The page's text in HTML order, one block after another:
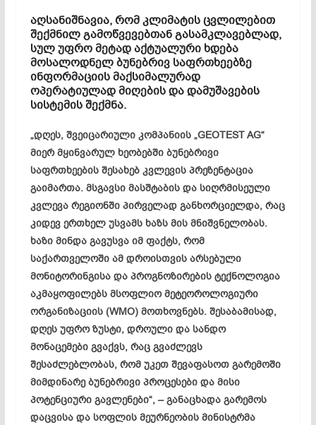
აღსანიშნავია, რომ კლიმატის ცვლილებით
შექმნილ გამოწვევებთან გასამკლავებლად,
სულ უფრო მეტად აქტუალური ხდება
მოსალოდნელ ბუნებრივ საფრთხეებზე
ინფორმაციის მაქსიმალურად
ოპერატიულად მიღების და დამუშავების
სისტემის შექმნა.
„დღეს, შვეიცარიული კომპანიის „GEOTEST AG“
მიერ მყინვარულ ხეობებში ბუნებრივი
საფრთხეების შესახებ კვლევის პრეზენტაცია
გაიმართა. მსგავსი მასშტაბის და სიღრმისეული
კვლევა რეგიონში პირველად განხორციელდა, რაც
კიდევ ერთხელ უსვამს ხაზს მის მნიშვნელობას.
ხაზი მინდა გავუსვა იმ ფაქტს, რომ
საქართველოში ამ დროისთვის არსებული
მონიტორინგისა და პროგნოზირების ტექნოლოგია
აკმაყოფილებს მსოფლიო მეტეოროლოგიური
ორგანიზაციის (WMO) მოთხოვნებს. შესაბამისად,
დღეს უფრო ზუსტი, დროული და სანდო
მონაცემები გვაქვს, რაც გვაძლევს
შესაძლებლობას, რომ უკეთ შევაფასოთ გარემოში
მიმდინარე ბუნებრივი პროცესები და მისი
პოტენციური გავლენები“, – განაცხადა გარემოს
დაცვისა და სოფლის მეურნეობის მინისტრმა